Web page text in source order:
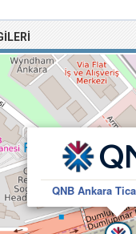
QNB Ankara